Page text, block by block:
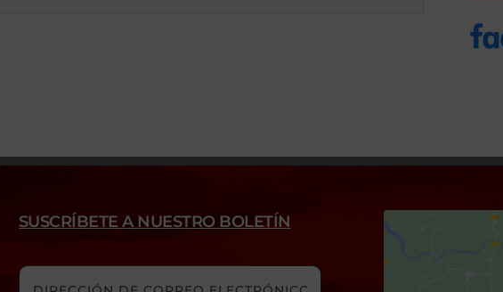
SUSCRÍBETE A NUESTRO BOLETÍN